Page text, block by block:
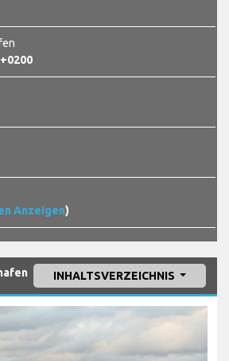
Anzeigen)
INHALTSVERZEICHNIS